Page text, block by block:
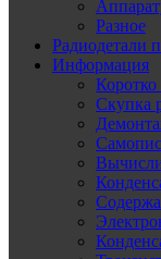
Разное
Радиодетали
Информация
Коротко
Скупка